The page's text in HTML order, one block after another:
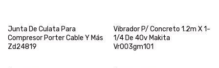
Junta De Culata Para
Compresor Porter Cable Y Más
Zd24819
Vibrador P/ Concreto 1.2m X 1-
1/4 De 40v Makita
Vr003gm101